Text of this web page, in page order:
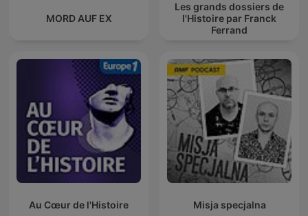
MORD AUF EX
Les grands dossiers de
l'Histoire par Franck
Ferrand
Au Cœur de l'Histoire Misja specjalna